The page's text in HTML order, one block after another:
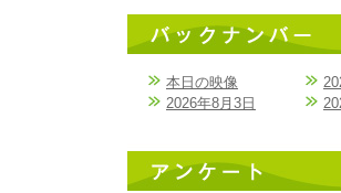
本日の映像
2026年8月3日